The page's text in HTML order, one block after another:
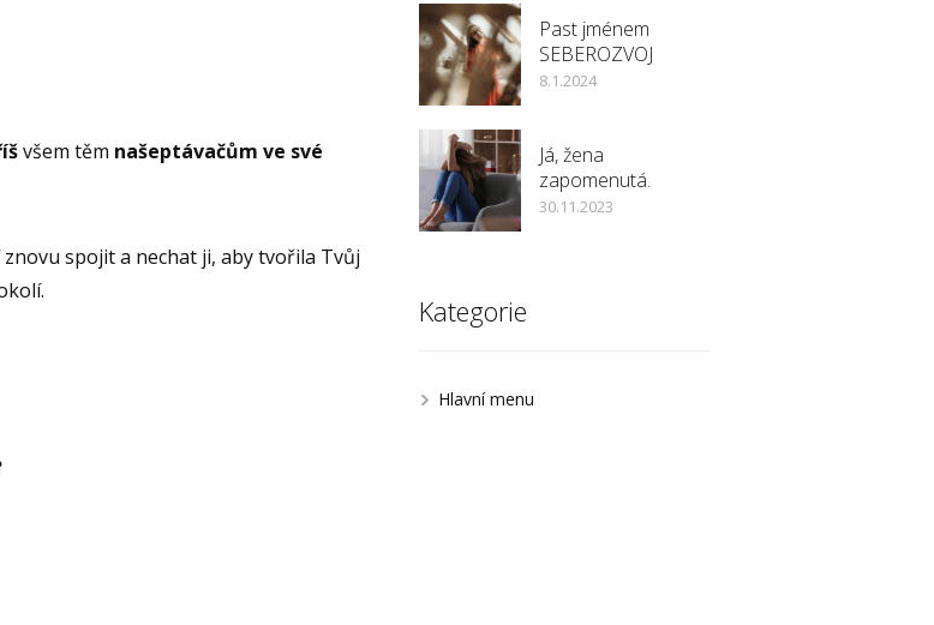
všem těm našeptávačům ve své
spojit a nechat ji, aby tvořila Tvůj
Past jménem
SEBEROZVOJ
8.1.2024
Já, žena
zapomenutá.
30.11.2023
Kategorie
Hlavní menu